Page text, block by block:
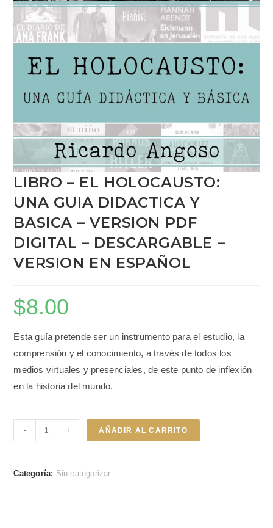
LIBRO – EL HOLOCAUSTO:
UNA GUIA DIDACTICA Y
BASICA – VERSION PDF
DIGITAL – DESCARGABLE –
VERSION EN ESPAÑOL
$8.00
Esta guía pretende ser un instrumento para el estudio, la
comprensión y el conocimiento, a través de todos los
medios virtuales y presenciales, de este punto de inflexión
en la historia del mundo.
- + AÑADIR AL CARRITO
Categoría: Sin categorizar